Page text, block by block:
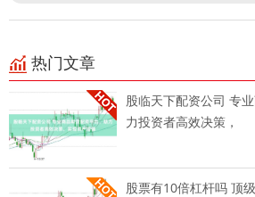
热门文章
股临天下配资公司 专
力投资者高效决策，
股票有10倍杠杆吗 顶